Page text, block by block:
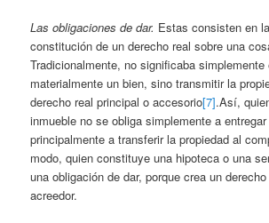
Las obligaciones de dar. Estas consisten en
constitución de un derecho real sobre una
Tradicionalmente, no significaba simplemente
materialmente un bien, sino transmitir la
derecho real principal o accesorio[7].Así,
inmueble no se obliga simplemente a
principalmente a transferir la propiedad al
modo, quien constituye una hipoteca o una
una obligación de dar, porque crea un
acreedor.